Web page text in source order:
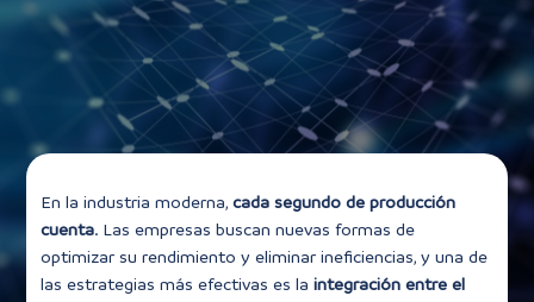
En la industria moderna,cada segundo de producción
cuenta. Las empresas buscan nuevas formas de
optimizar su rendimiento y eliminar ineficiencias, y una de
las estrategias más efectivas es laintegración entre el